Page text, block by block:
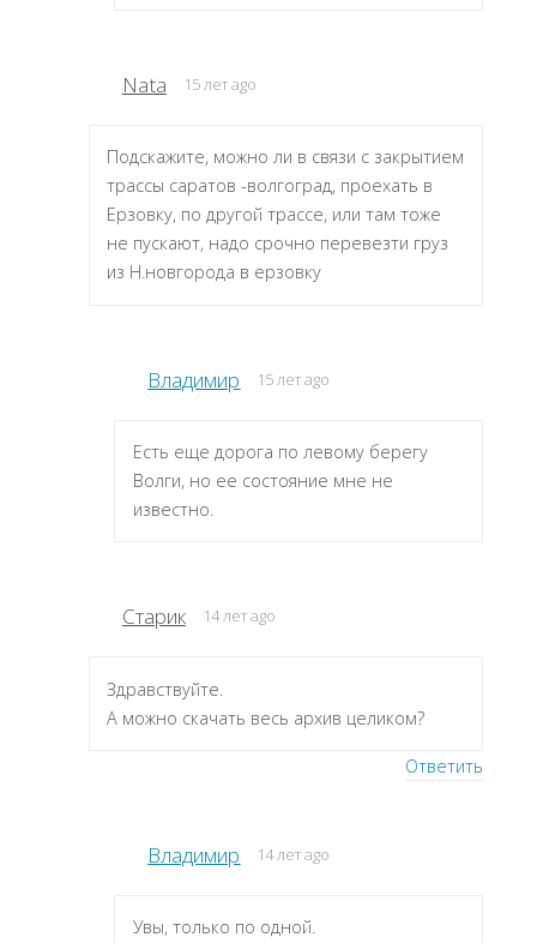
Nata 15 лет ago
Подскажите, можно ли в связи с закрытием
трассы саратов -волгоград, проехать в
Ерзовку, по другой трассе, или там тоже
не пускают, надо срочно перевезти груз
из Н.новгорода в ерзовку
Владимир 15 лет ago
Есть еще дорога по левому берегу
Волги, но ее состояние мне не
известно.
Старик 14 лет ago
Здравствуйте.
А можно скачать весь архив целиком?
Ответить
Владимир 14 лет ago
Увы, только по одной.